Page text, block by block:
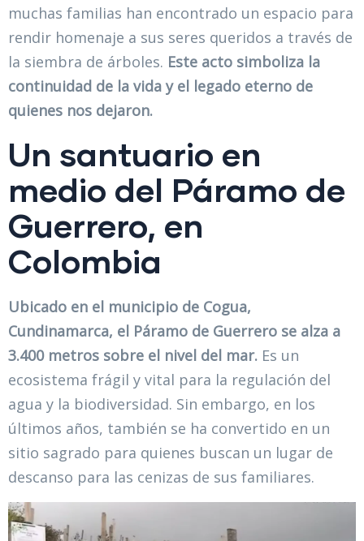
muchas familias han encontrado un espacio para
rendir homenaje a sus seres queridos a través de
la siembra de árboles. Este acto simboliza la
continuidad de la vida y el legado eterno de
quienes nos dejaron.
Un santuario en
medio del Páramo de
Guerrero, en
Colombia
Ubicado en el municipio de Cogua,
Cundinamarca, el Páramo de Guerrero se alza a
3.400 metros sobre el nivel del mar. Es un
ecosistema frágil y vital para la regulación del
agua y la biodiversidad. Sin embargo, en los
últimos años, también se ha convertido en un
sitio sagrado para quienes buscan un lugar de
descanso para las cenizas de sus familiares.